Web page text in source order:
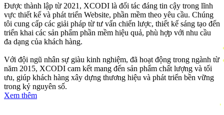
Được thành lập từ 2021, XCODI là đối tác đáng tin cậy trong lĩnh
vực thiết kế và phát triển Website, phần mềm theo yêu cầu. Chúng
tôi cung cấp các giải pháp từ tư vấn chiến lược, thiết kế sáng tạo đến
triển khai các sản phẩm phần mềm hiệu quả, phù hợp với nhu cầu
đa dạng của khách hàng.
Với đội ngũ nhân sự giàu kinh nghiệm, đã hoạt động trong ngành từ
năm 2015, XCODI cam kết mang đến sản phẩm chất lượng và tối
ưu, giúp khách hàng xây dựng thương hiệu và phát triển bền vững
trong kỷ nguyên số.
Xem thêm